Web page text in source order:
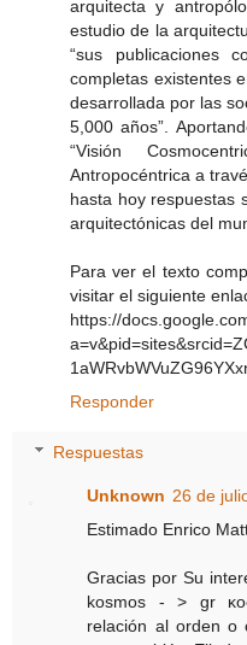
arquitecta y
estudio de la
“sus publicaciones
completas existentes
desarrollada por las
5,000 años”.
“Visión
Antropocéntrica a
hasta hoy respuestas
arquitectónicas del
Para ver el texto
visitar el siguiente
https://
Responder
Respuestas
Unknown 26 de
Estimado Enrico
Gracias por Su
kosmos - > gr
relación al orden o